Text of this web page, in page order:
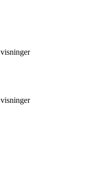
visninger
visninger